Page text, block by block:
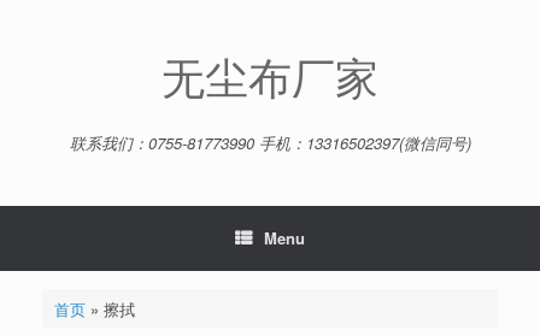
无尘布厂家
联系我们：0755-81773990 手机：13316502397(微信同号)
Menu
首页» 擦拭